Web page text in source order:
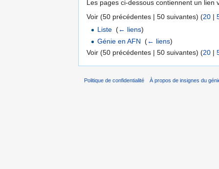
Les pages ci-dessous contiennent un lien
Voir (50 précédentes | 50 suivantes) (20 |
Liste ‎(← liens)
Génie en AFN ‎(← liens)
Voir (50 précédentes | 50 suivantes) (20 |
Politique de confidentialité À propos de insignes du